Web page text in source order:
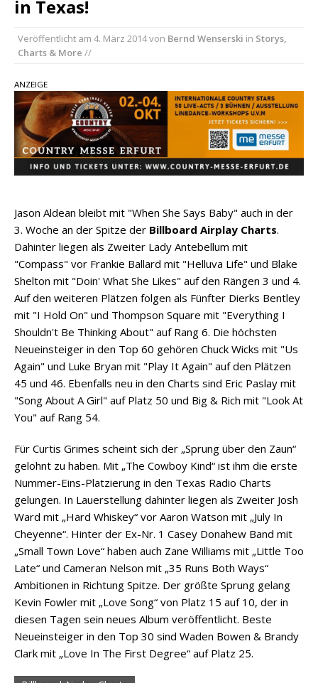
aller Zeiten
Sommernächte
Country Music Hot News – 9. August 2026:
Morgan Wallen, Dolly Parton und Riley Green im
Fokus
in Texas!
Veröffentlicht am 4. März 2014von Bernd Wenserski in Storys,
Charts & More //
ANZEIGE
Jason Aldean bleibt mit "When She Says Baby" auch in der
3. Woche an der Spitze der Billboard Airplay Charts.
Dahinter liegen als Zweiter Lady Antebellum mit
"Compass" vor Frankie Ballard mit "Helluva Life" und Blake
Shelton mit "Doin' What She Likes" auf den Rängen 3 und 4.
Auf den weiteren Plätzen folgen als Fünfter Dierks Bentley
mit "I Hold On" und Thompson Square mit "Everything I
Shouldn't Be Thinking About" auf Rang 6. Die höchsten
Neueinsteiger in den Top 60 gehören Chuck Wicks mit "Us
Again" und Luke Bryan mit "Play It Again" auf den Plätzen
45 und 46. Ebenfalls neu in den Charts sind Eric Paslay mit
"Song About A Girl" auf Platz 50 und Big & Rich mit "Look At
You" auf Rang 54.
Für Curtis Grimes scheint sich der „Sprung über den Zaun“
gelohnt zu haben. Mit „The Cowboy Kind“ ist ihm die erste
Nummer-Eins-Platzierung in den Texas Radio Charts
gelungen. In Lauerstellung dahinter liegen als Zweiter Josh
Ward mit „Hard Whiskey“ vor Aaron Watson mit „July In
Cheyenne“. Hinter der Ex-Nr. 1 Casey Donahew Band mit
„Small Town Love“ haben auch Zane Williams mit „Little Too
Late“ und Cameran Nelson mit „35 Runs Both Ways“
Ambitionen in Richtung Spitze. Der größte Sprung gelang
Kevin Fowler mit „Love Song“ von Platz 15 auf 10, der in
diesen Tagen sein neues Album veröffentlicht. Beste
Neueinsteiger in den Top 30 sind Waden Bowen & Brandy
Clark mit „Love In The First Degree“ auf Platz 25.